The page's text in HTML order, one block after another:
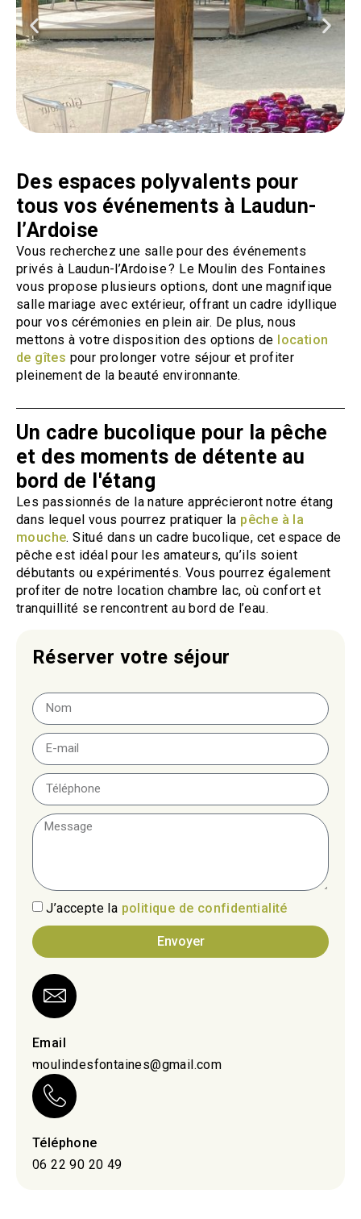
Des espaces polyvalents pour
tous vos événements à Laudun-
l’Ardoise
Vous recherchez une salle pour des événements
privés à Laudun-l’Ardoise ? Le Moulin des Fontaines
vous propose plusieurs options, dont une magnifique
salle mariage avec extérieur, offrant un cadre idyllique
pour vos cérémonies en plein air. De plus, nous
mettons à votre disposition des options de location
de gîtes pour prolonger votre séjour et profiter
pleinement de la beauté environnante.
Un cadre bucolique pour la pêche
et des moments de détente au
bord de l'étang
Les passionnés de la nature apprécieront notre étang
dans lequel vous pourrez pratiquer la pêche à la
mouche. Situé dans un cadre bucolique, cet espace de
pêche est idéal pour les amateurs, qu’ils soient
débutants ou expérimentés. Vous pourrez également
profiter de notre location chambre lac, où confort et
tranquillité se rencontrent au bord de l’eau.
Réserver votre séjour
J’accepte la politique de confidentialité
Envoyer
Email
moulindesfontaines@gmail.com
Téléphone
06 22 90 20 49